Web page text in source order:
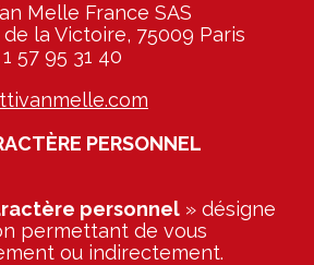
Melle France SAS
la Victoire, 75009 Paris
57 95 31 40
PERSONNEL
personnel » désigne
permettant de vous
ou indirectement.